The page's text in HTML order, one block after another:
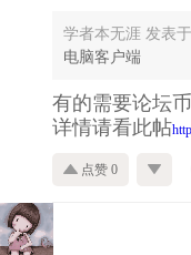
学者本无涯 发表
电脑客户端
有的需要论坛
详情请看此帖
点赞 0